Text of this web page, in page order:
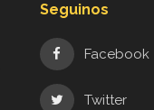
Seguinos
Facebook
Twitter